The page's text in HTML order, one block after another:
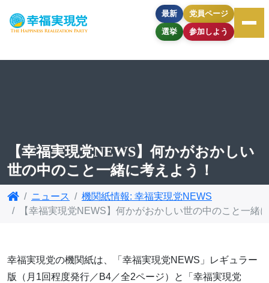
最新
選挙
党員ページ
参加しよう
【幸福実現党NEWS】何かがおかしい
世の中のこと一緒に考えよう！
ニュース
機関紙情報: 幸福実現党NEWS
【幸福実現党NEWS】何かがおかしい世の中のこと一緒
幸福実現党の機関紙は、「幸福実現党NEWS」レギュラー
版（月1回程度発行／B4／全2ページ）と「幸福実現党